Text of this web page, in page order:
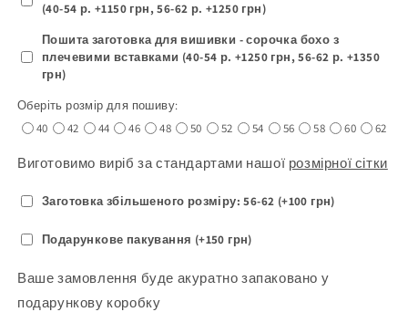
(40-54 р. +1150 грн, 56-62 р. +1250 грн)
Пошита заготовка для вишивки - сорочка бохо з
плечевими вставками (40-54 р. +1250 грн, 56-62 р. +1350
грн)
Оберіть розмір для пошиву:
40
42 44 46 48 50 52 54 56 58 60 62
Виготовимо виріб за стандартами нашої розмірної сітки
Заготовка збільшеного розміру: 56-62 (+100 грн)
Подарункове пакування (+150 грн)
Ваше замовлення буде акуратно запаковано у
подарункову коробку